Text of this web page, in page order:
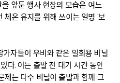
앞둔 행사 현장의 모습은 여느
체온 유지를 위해 쓰이는 일명 ‘보
자들이 우비와 같은 일회용 비닐
다. 이는 출발 전 대기 시간 동안
제는 다수 비닐이 출발과 함께 그